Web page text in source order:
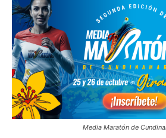
Media Maratón de